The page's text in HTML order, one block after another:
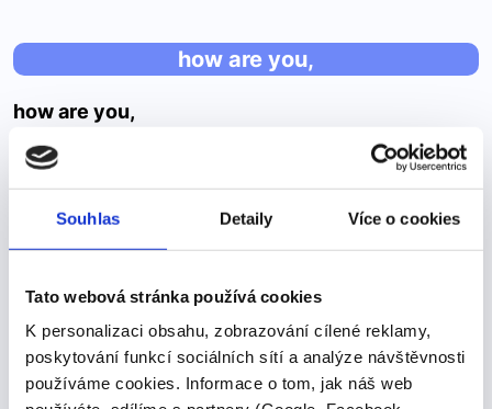
Souhlas Detaily Více o cookies
Tato webová stránka používá cookies
K personalizaci obsahu, zobrazování cílené reklamy,
poskytování funkcí sociálních sítí a analýze návštěvnosti
používáme cookies. Informace o tom, jak náš web
how are you,
how are you,
jak se máš
you? Běžná, neutrální forma. Příklad ve větě: "Dexter,
how are you, boy?" (Dextre, jak se máš, chlapče?) How
that